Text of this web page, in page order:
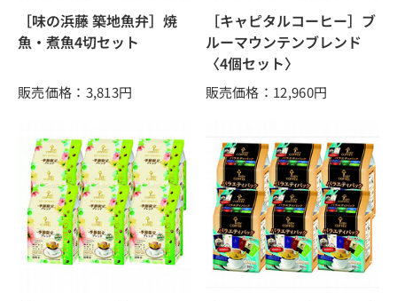
［味の浜藤 築地魚弁］焼
魚・煮魚4切セット
販売価格：3,813円
［キャピタルコーヒー］ブ
ルーマウンテンブレンド
〈4個セット〉
販売価格：12,960円